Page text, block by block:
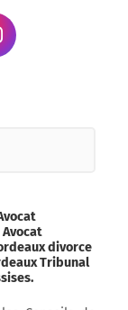
divorce
Tribunal